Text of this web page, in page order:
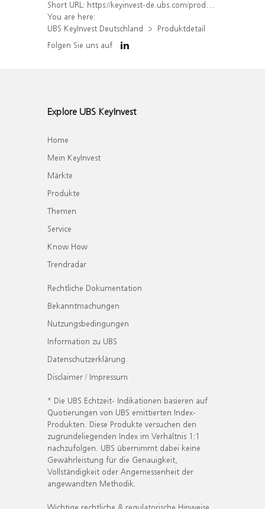
Short URL: https://keyinvest-de.ubs.com/produkt/detail/index/isin/DE000WA8S172
You are here:
UBS KeyInvest Deutschland
Produktdetail
Folgen Sie uns auf
Explore UBS KeyInvest
Home
Mein KeyInvest
Märkte
Produkte
Themen
Service
Know How
Trendradar
Rechtliche Dokumentation
Bekanntmachungen
Nutzungsbedingungen
Information zu UBS
Datenschutzerklärung
Disclaimer / Impressum
* Die UBS Echtzeit- Indikationen basieren auf
Quotierungen von UBS emittierten Index-
Produkten. Diese Produkte versuchen den
zugrundeliegenden Index im Verhältnis 1:1
nachzufolgen. UBS übernimmt dabei keine
Gewährleistung für die Genauigkeit,
Vollständigkeit oder Angemessenheit der
angewandten Methodik.